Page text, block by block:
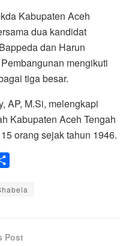
Kabupaten Aceh
dua kandidat
dan Harun
mengikuti
tiga besar.
AP, M.Si, melengkapi
Kabupaten Aceh Tengah
orang sejak tahun 1946.
a
Post